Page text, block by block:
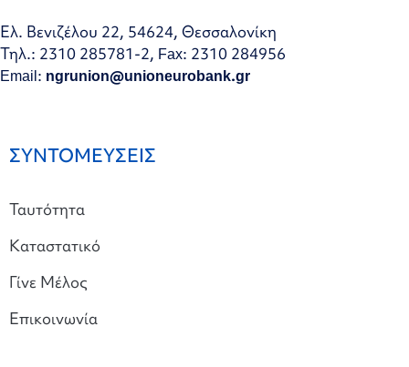
Ελ. Βενιζέλου 22, 54624, Θεσσαλονίκη
Τηλ.: 2310 285781-2, Fax: 2310 284956
Email: ngrunion@unioneurobank.gr
ΣΥΝΤΟΜΕΥΣΕΙΣ
Ταυτότητα
Καταστατικό
Γίνε Μέλος
Επικοινωνία